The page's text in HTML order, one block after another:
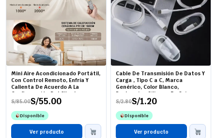
Mini Aire Acondicionado Portátil,
Con Control Remoto, Enfría Y
Calienta De Acuerdo A La
Configuración Del Cliente,
Genérico Color Blanco Para
Pared, Precio De La Unidad
S/85.00
El
precio
original
era:
S/85.00.
S/55.00
El
precio
actual
es:
S/55.00.
Disponible
Ver producto
Cable De Transmisión De Datos Y
Carga , Tipo C a C, Marca
Genérico, Color Blanco,
Proteccion Silicona En Caja,
Precio Por Unidad (Compra
Minima 12)
S/2.80
El
precio
original
era:
S/2.80.
S/1.20
El
precio
actual
es:
S/1.20.
Disponible
Ver producto